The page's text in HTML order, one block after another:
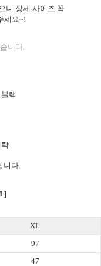
니 상세 사이즈 꼭
세요~!
니다.
랙
니다.
]
XL
97
47